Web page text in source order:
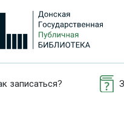
записаться?